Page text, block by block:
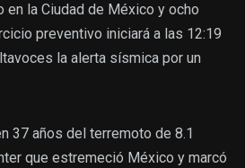
en la Ciudad de México y ocho
preventivo iniciará a las 12:19
la alerta sísmica por un
37 años del terremoto de 8.1
que estremeció México y marcó